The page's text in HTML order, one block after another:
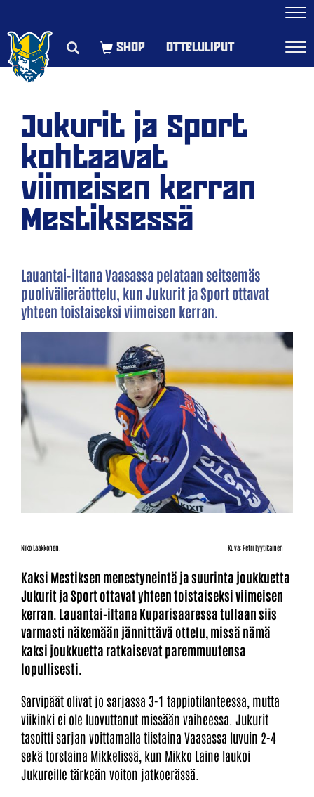
OTTELULIPUT
Jukurit ja Sport
kohtaavat
viimeisen kerran
Mestiksessä
Lauantai-iltana Vaasassa pelataan seitsemäs
puolivälieräottelu, kun Jukurit ja Sport ottavat
yhteen toistaiseksi viimeisen kerran.
Niko Laakkonen. Kuva: Petri Lyytikäinen
Kaksi Mestiksen menestyneintä ja suurinta joukkuetta
Jukurit ja Sport ottavat yhteen toistaiseksi viimeisen
kerran. Lauantai-iltana Kuparisaaressa tullaan siis
varmasti näkemään jännittävä ottelu, missä nämä
kaksi joukkuetta ratkaisevat paremmuutensa
lopullisesti.
Sarvipäät olivat jo sarjassa 3-1 tappiotilanteessa, mutta
viikinki ei ole luovuttanut missään vaiheessa. Jukurit
tasoitti sarjan voittamalla tiistaina Vaasassa luvuin 2-4
sekä torstaina Mikkelissä, kun Mikko Laine laukoi
Jukureille tärkeän voiton jatkoerässä.